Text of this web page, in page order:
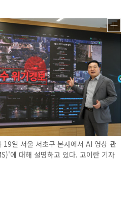
일 서울 서초구 본사에서 AI 영상 관
에 대해 설명하고 있다. 고이란 기자